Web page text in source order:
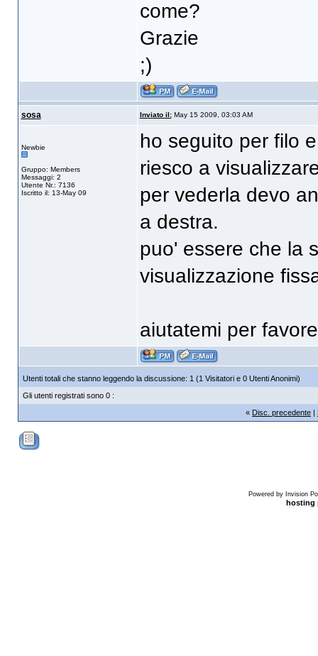
come?
Grazie
;)
sosa Inviato il:May 15 2009, 03:03 AM
Newbie
Gruppo: Members
Messaggi: 2
Utente Nr.: 7136
Iscritto il: 13-May 09
ho seguito per filo
riesco a
per vederla devo
a destra.
puo' essere che la
visualizzazione
aiutatemi per
Utenti totali che stanno leggendo la discussione: 1 (1 Visitatori e 0 Utenti Anonimi)
Gli utenti registrati sono 0 :
« Disc. precedente |
Powered by Invision
hosting